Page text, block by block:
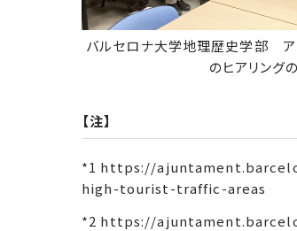
バルセロナ大学地理歴史学部 ア
のヒアリング
【注】
*1 https://
high-tourist-traffic-areas
*2 https://